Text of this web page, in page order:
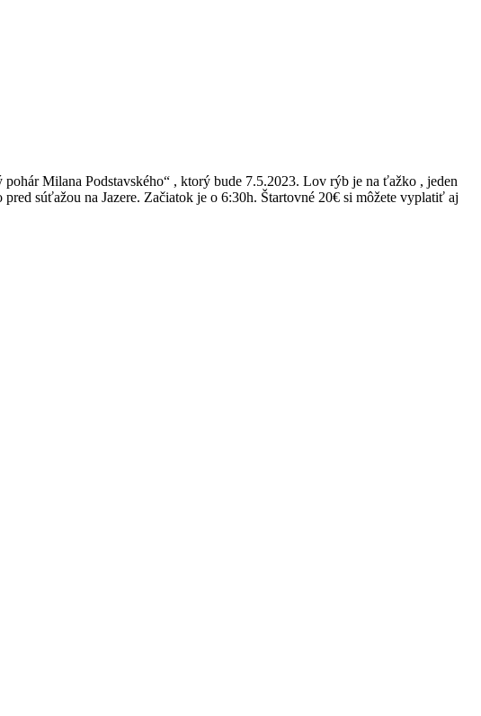
Milana Podstavského“ , ktorý bude 7.5.2023. Lov rýb je na ťažko , jeden
súťažou na Jazere. Začiatok je o 6:30h. Štartovné 20€ si môžete vyplatiť aj